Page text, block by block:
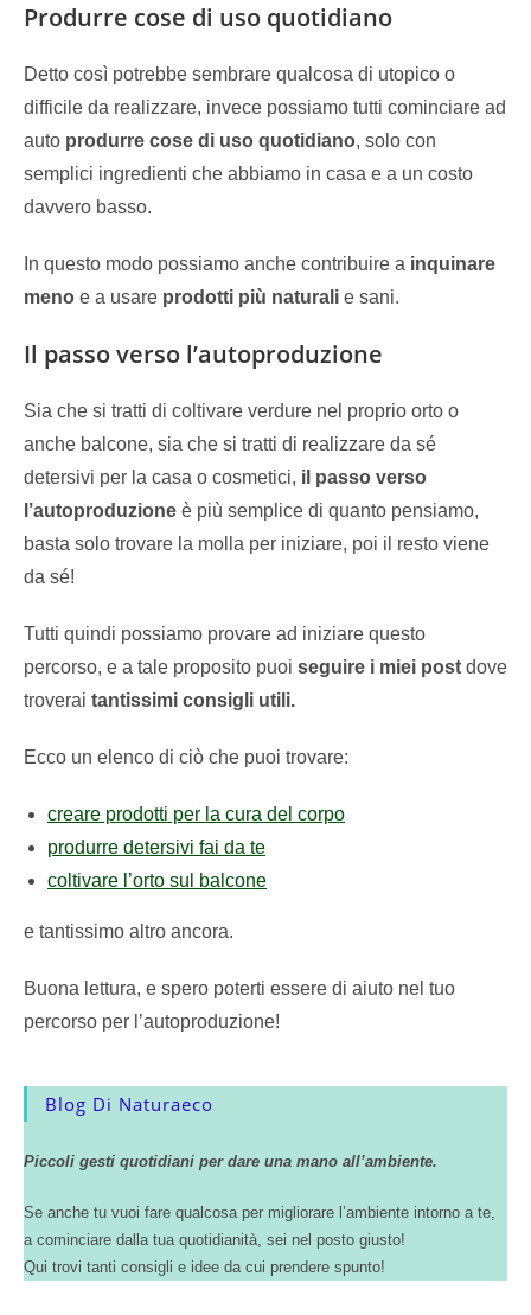
Produrre cose di uso quotidiano
Detto così potrebbe sembrare qualcosa di utopico o
difficile da realizzare, invece possiamo tutti cominciare ad
auto produrre cose di uso quotidiano, solo con
semplici ingredienti che abbiamo in casa e a un costo
davvero basso.
In questo modo possiamo anche contribuire a inquinare
meno e a usare prodotti più naturali e sani.
Il passo verso l’autoproduzione
Sia che si tratti di coltivare verdure nel proprio orto o
anche balcone, sia che si tratti di realizzare da sé
detersivi per la casa o cosmetici, il passo verso
l’autoproduzione è più semplice di quanto pensiamo,
basta solo trovare la molla per iniziare, poi il resto viene
da sé!
Tutti quindi possiamo provare ad iniziare questo
percorso, e a tale proposito puoi seguire i miei post dove
troverai tantissimi consigli utili.
Ecco un elenco di ciò che puoi trovare:
creare prodotti per la cura del corpo
produrre detersivi fai da te
coltivare l’orto sul balcone
e tantissimo altro ancora.
Buona lettura, e spero poterti essere di aiuto nel tuo
percorso per l’autoproduzione!
Blog Di Naturaeco
Piccoli gesti quotidiani per dare una mano all’ambiente.
Se anche tu vuoi fare qualcosa per migliorare l’ambiente intorno a te,
a cominciare dalla tua quotidianità, sei nel posto giusto!
Qui trovi tanti consigli e idee da cui prendere spunto!